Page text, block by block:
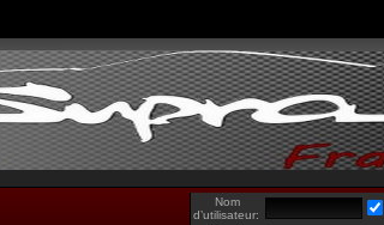
Nom
d’utilisateur: